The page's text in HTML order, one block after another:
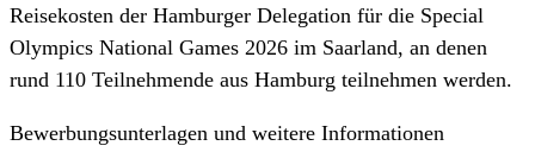
Reisekosten der Hamburger Delegation für die Special
Olympics National Games 2026 im Saarland, an denen
rund 110 Teilnehmende aus Hamburg teilnehmen werden.
Bewerbungsunterlagen und weitere Informationen